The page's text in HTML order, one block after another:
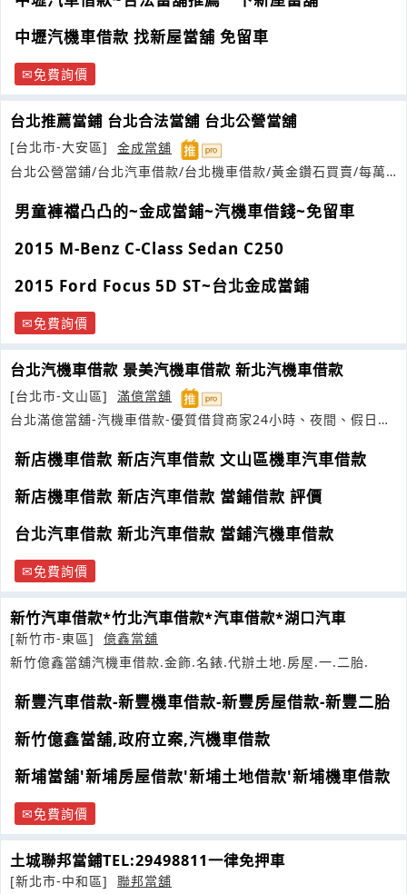
中壢汽機車借款 找新屋當舖 免留車
免費詢價
台北推薦當鋪 台北合法當舖 台北公營當舖
[台北市-大安區]
金成當舖
台北公營當鋪/台北汽車借款/台北機車借款/黃金鑽石買賣/每萬
男童褲襠凸凸的~金成當鋪~汽機車借錢~免留車
2015 M-Benz C-Class Sedan C250
2015 Ford Focus 5D ST~台北金成當鋪
免費詢價
台北汽機車借款 景美汽機車借款 新北汽機車借款
[台北市-文山區]
滿億當舖
台北滿億當舖-汽機車借款-優質借貸商家24小時、夜間、假日皆
新店機車借款 新店汽車借款 文山區機車汽車借款
新店機車借款 新店汽車借款 當鋪借款 評價
台北汽車借款 新北汽車借款 當鋪汽機車借款
免費詢價
新竹汽車借款*竹北汽車借款*汽車借款*湖口汽車
[新竹市-東區]
億鑫當舖
新竹億鑫當舖汽機車借款.金飾.名錶.代辦土地.房屋.一.二胎.
新豐汽車借款-新豐機車借款-新豐房屋借款-新豐二胎
新竹億鑫當舖,政府立案,汽機車借款
新埔當舖'新埔房屋借款'新埔土地借款'新埔機車借款
免費詢價
土城聯邦當鋪TEL:29498811一律免押車
[新北市-中和區]
聯邦當舖